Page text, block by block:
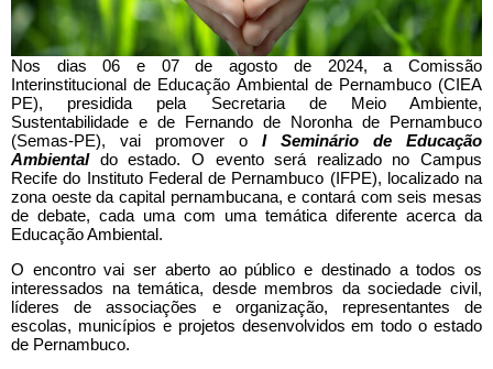
Nos dias 06 e 07 de agosto de 2024, a Comissão
Interinstitucional de Educação Ambiental de Pernambuco (CIEA
PE), presidida pela Secretaria de Meio Ambiente,
Sustentabilidade e de Fernando de Noronha de Pernambuco
(Semas-PE), vai promover o I Seminário de Educação
Ambientaldo estado. O evento será realizado no Campus
Recife do Instituto Federal de Pernambuco (IFPE), localizado na
zona oeste da capital pernambucana, e contará com seis mesas
de debate, cada uma com uma temática diferente acerca da
Educação Ambiental.
O encontro vai ser aberto ao público e destinado a todos os
interessados na temática, desde membros da sociedade civil,
líderes de associações e organização, representantes de
escolas, municípios e projetos desenvolvidos em todo o estado
de Pernambuco.